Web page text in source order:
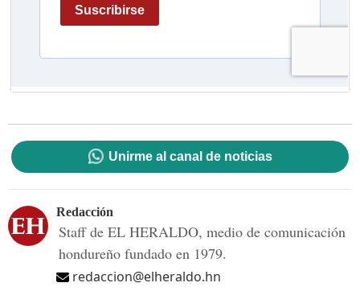
Unirme al canal de noticias
Redacción
Staff de EL HERALDO, medio de comunicación
hondureño fundado en 1979.
redaccion@elheraldo.hn